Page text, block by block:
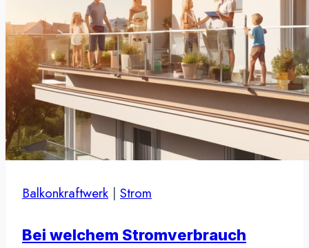
Balkonkraftwerk | Strom
Bei welchem Stromverbrauch